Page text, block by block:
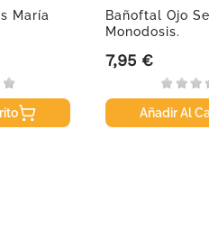
María
Bañoftal Ojo
Monodosis.
Precio
7,95 €
Añadir Al